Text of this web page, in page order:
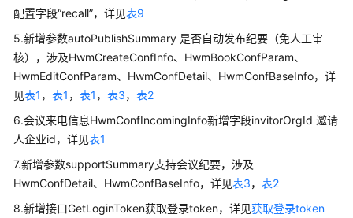
议
用
南
网
络
研
用
配置字段“recall”，详见表9
5.新增参数autoPublishSummary 是否自动发布纪要（免人工审
核），涉及HwmCreateConfInfo、HwmBookConfParam、
HwmEditConfParam、HwmConfDetail、HwmConfBaseInfo，详
见表1 ， 表1 ， 表1 ， 表3， 表2
6.会议来电信息HwmConfIncomingInfo新增字段invitorOrgId 邀请
人企业id，详见表1
7.新增参数supportSummary支持会议纪要，涉及
HwmConfDetail、HwmConfBaseInfo，详见表3， 表2
8.新增接口GetLoginToken获取登录token，详见获取登录token